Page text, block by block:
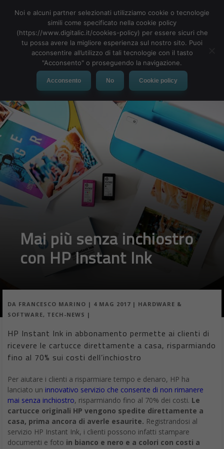
MENU
Mai più senza inchiostro
con HP Instant Ink
DA FRANCESCO MARINO | 4 MAG 2017 | HARDWARE &
SOFTWARE, TECH-NEWS |
HP Instant Ink in abbonamento permette ai clienti di
ricevere le cartucce direttamente a casa, risparmiando
fino al 70% sui costi dell’inchiostro
Per aiutare i clienti a risparmiare tempo e denaro, HP ha
lanciato un innovativo servizio che consente di non rimanere
mai senza inchiostro, risparmiando fino al 70% dei costi. Le
cartucce originali HP vengono spedite direttamente a
casa, prima ancora di averle esaurite. Registrandosi al
servizio HP Instant Ink, i clienti possono infatti stampare
documenti e foto in bianco e nero e a colori con costi a
Noi e alcuni partner selezionati utilizziamo cookie o tecnologie
simili come specificato nella cookie policy
(https://www.digitalic.it/cookies-policy) per essere sicuri che
tu possa avere la migliore esperienza sul nostro sito. Puoi
acconsentire all’utilizzo di tali tecnologie con il tasto
"Acconsento" o proseguendo la navigazione.
Acconsento No Cookie policy